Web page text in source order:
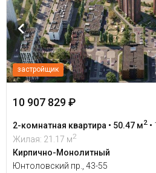
застройщик
10 907 829 ₽
2-комнатная квартира • 50.47 м2 •
Жилая: 21.17 м2
Кирпично-Монолитный
Юнтоловский пр., 43-55